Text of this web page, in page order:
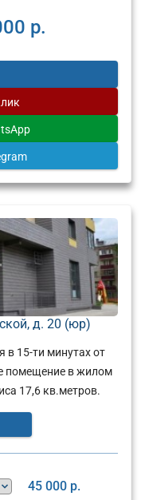
р.
д. 20 (юр)
в 15-ти минутах от
помещение в жилом
17,6 кв.метров.
45 000 р.